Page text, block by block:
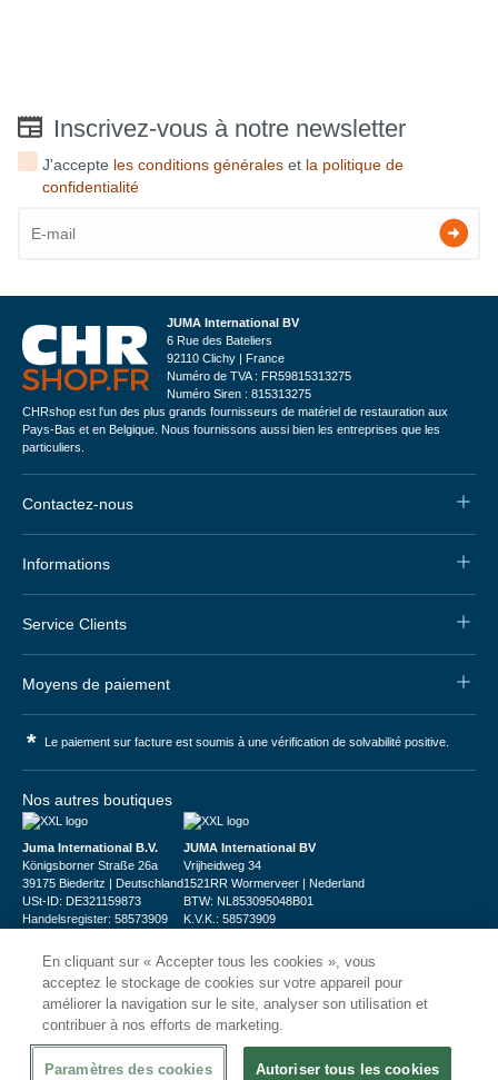
Inscrivez-vous à notre newsletter
J'accepte les conditions générales et la politique de
confidentialité
JUMA International BV
6 Rue des Bateliers
92110 Clichy | France
Numéro de TVA : FR59815313275
Numéro Siren : 815313275
CHRshop est l'un des plus grands fournisseurs de matériel de restauration aux
Pays-Bas et en Belgique. Nous fournissons aussi bien les entreprises que les
particuliers.
Contactez-nous
Informations
Service Clients
Moyens de paiement
* Le paiement sur facture est soumis à une vérification de solvabilité positive.
Nos autres boutiques
Juma International B.V.
Königsborner Straße 26a
39175 Biederitz | Deutschland
USt-ID: DE321159873
Handelsregister: 58573909
JUMA International BV
Vrijheidweg 34
1521RR Wormerveer | Nederland
BTW: NL853095048B01
K.V.K.: 58573909
© 2026CHRshop
En cliquant sur « Accepter tous les cookies », vous
acceptez le stockage de cookies sur votre appareil pour
améliorer la navigation sur le site, analyser son utilisation et
contribuer à nos efforts de marketing.
Paramètres des cookies Autoriser tous les cookies